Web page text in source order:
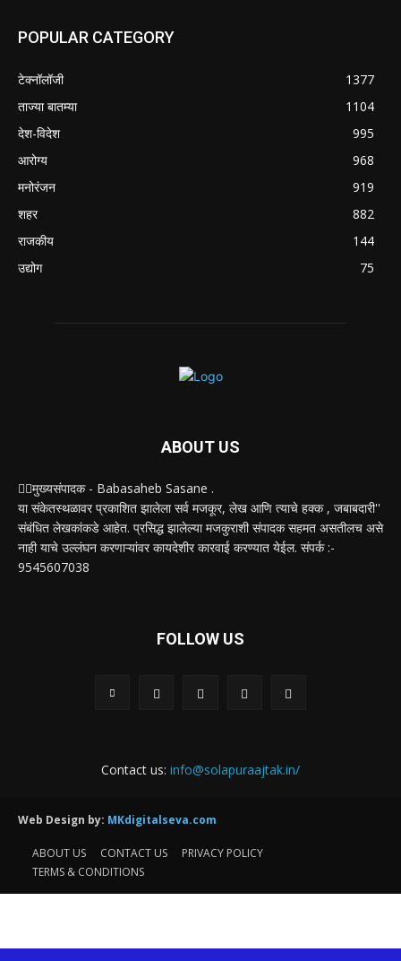
POPULAR CATEGORY
टेक्नॉलॉजी
1377
ताज्या बातम्या
1104
देश-विदेश
995
आरोग्य
968
मनोरंजन
919
शहर
882
राजकीय
144
उद्योग
75
ABOUT US
✍🏻मुख्यसंपादक - Babasaheb Sasane .
या संकेतस्थळावर प्रकाशित झालेला सर्व मजकूर, लेख आणि त्याचे हक्क , जबाबदारी''
संबंधित लेखकांकडे आहेत. प्रसिद्ध झालेल्या मजकुराशी संपादक सहमत असतीलच असे
नाही याचे उल्लंघन करणाऱ्यांवर कायदेशीर कारवाई करण्यात येईल. संपर्क :-
9545607038
FOLLOW US
Contact us: info@solapuraajtak.in/
Web Design by: MKdigitalseva.com
ABOUT US CONTACT US
PRIVACY POLICY
TERMS & CONDITIONS